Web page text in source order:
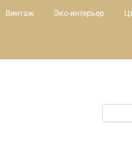
Винтаж Эко-интерьер